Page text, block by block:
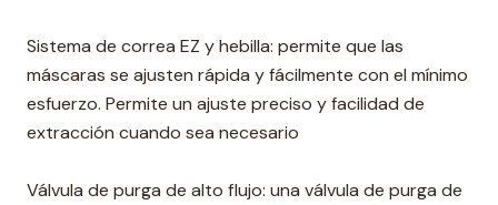
Sistema de correa EZ y hebilla: permite que las
máscaras se ajusten rápida y fácilmente con el mínimo
esfuerzo. Permite un ajuste preciso y facilidad de
extracción cuando sea necesario
Válvula de purga de alto flujo: una válvula de purga de